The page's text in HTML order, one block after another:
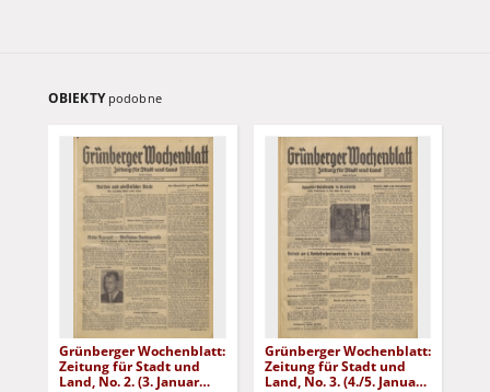
OBIEKTY podobne
Grünberger Wochenblatt:
Zeitung für Stadt und
Land, No. 2. (3. Januar
Grünberger Wochenblatt:
Zeitung für Stadt und
Land, No. 3. (4./5. Januar